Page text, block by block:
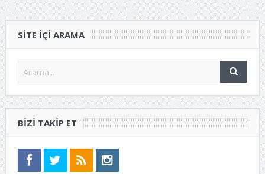
SITE IÇI ARAMA
BIZI TAKIP ET